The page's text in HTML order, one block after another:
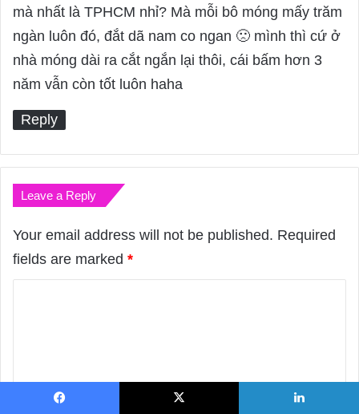
:
mà nhất là TPHCM nhỉ? Mà mỗi bô móng mấy trăm
ngàn luôn đó, đắt dã nam co ngan 🙁 mình thì cứ ở
nhà móng dài ra cắt ngắn lại thôi, cái bấm hơn 3
năm vẫn còn tốt luôn haha
Reply
Leave a Reply
Your email address will not be published. Required
fields are marked *
e